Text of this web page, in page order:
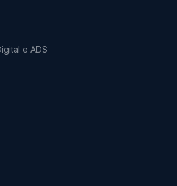
e ADS